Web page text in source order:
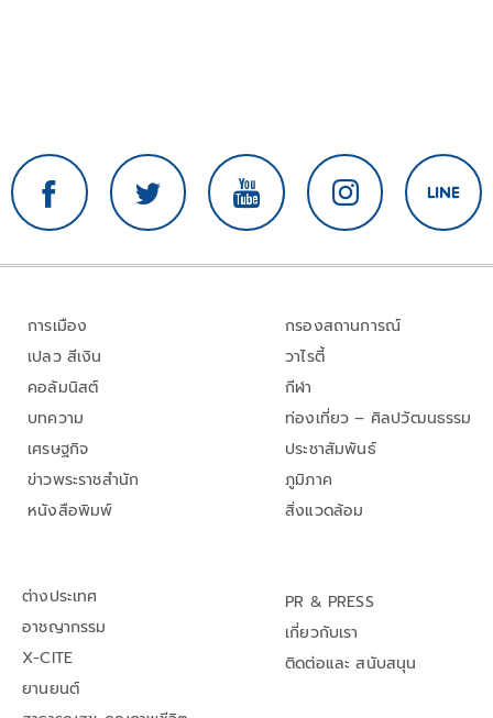
การเมือง
เปลว สีเงิน
คอลัมนิสต์
บทความ
เศรษฐกิจ
ข่าวพระราชสำนัก
หนังสือพิมพ์
กรองสถานการณ์
วาไรตี้
กีฬา
ท่องเที่ยว – ศิลปวัฒนธรรม
ประชาสัมพันธ์
ภูมิภาค
สิ่งแวดล้อม
ต่างประเทศ
อาชญากรรม
X-CITE
ยานยนต์
PR & PRESS
เกี่ยวกับเรา
ติดต่อและ สนับสนุน